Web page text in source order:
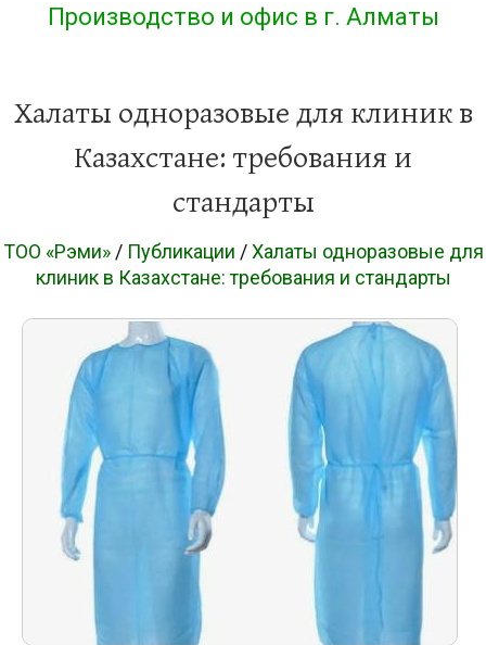
Производство и офис в г. Алматы
Халаты одноразовые для клиник в
Казахстане: требования и
стандарты
ТОО «Рэми» / Публикации /Халаты одноразовые для
клиник в Казахстане: требования и стандарты